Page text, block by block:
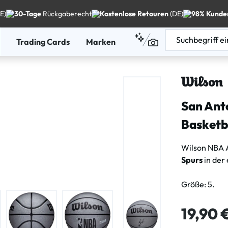
30-Tage Rückgaberecht Kostenlose Retouren(DE) 98%
Trading Cards Marken
San
Wilson NBA
Spurs in der
Größe: 5.
Regulärer
19,90